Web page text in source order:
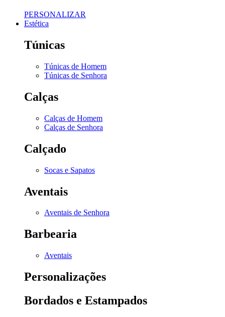
PERSONALIZAR
Estética
Túnicas
Túnicas de Homem
Túnicas de Senhora
Calças
Calças de Homem
Calças de Senhora
Calçado
Socas e Sapatos
Aventais
Aventais de Senhora
Barbearia
Aventais
Personalizações
Bordados e Estampados